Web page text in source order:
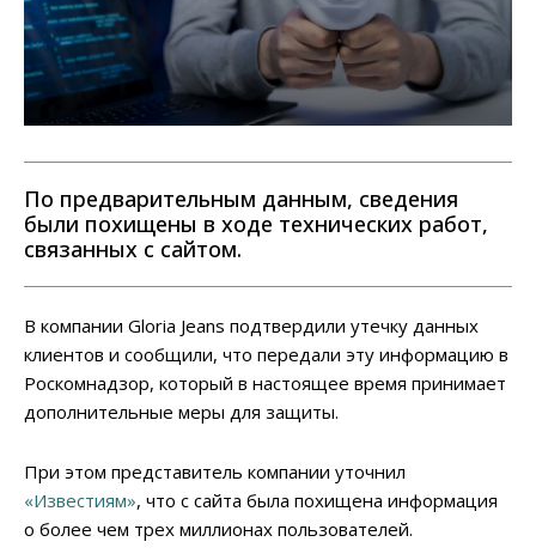
По предварительным данным, сведения
были похищены в ходе технических работ,
связанных с сайтом.
В компании Gloria Jeans подтвердили утечку данных
клиентов и сообщили, что передали эту информацию в
Роскомнадзор, который в настоящее время принимает
дополнительные меры для защиты.
При этом представитель компании уточнил
«Известиям», что с сайта была похищена информация
о более чем трех миллионах пользователей.